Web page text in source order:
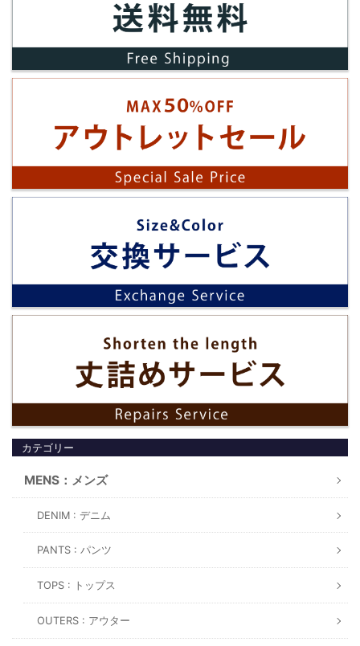
カテゴリー
MENS：メンズ
DENIM : デニム
PANTS : パンツ
TOPS : トップス
OUTERS : アウター